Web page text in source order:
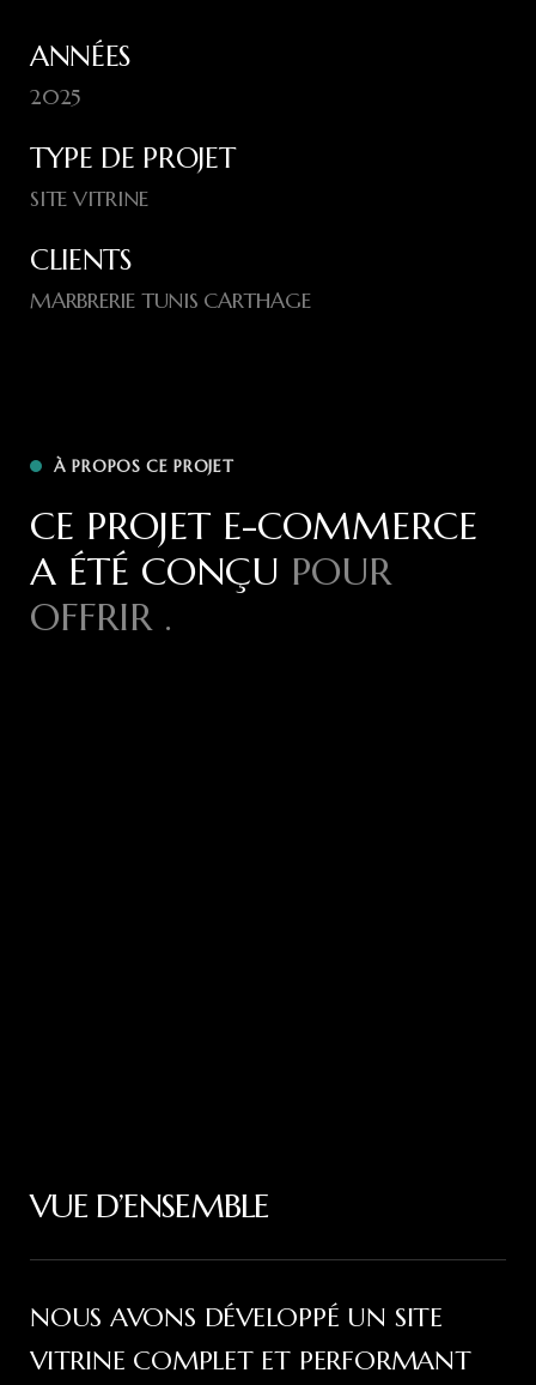
ANNÉES
2025
TYPE DE PROJET
SITE VITRINE
CLIENTS
MARBRERIE TUNIS CARTHAGE
À PROPOS CE PROJET
CE PROJET E-COMMERCE
A ÉTÉ CONÇU POUR
OFFRIR .
VUE D’ENSEMBLE
NOUS AVONS DÉVELOPPÉ UN SITE
VITRINE COMPLET ET PERFORMANT